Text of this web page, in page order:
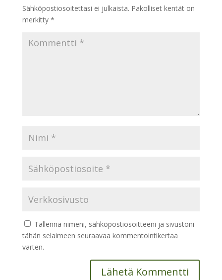
Sähköpostiosoitettasi ei julkaista. Pakolliset kentät on
merkitty *
Tallenna nimeni, sähköpostiosoitteeni ja sivustoni
tähän selaimeen seuraavaa kommentointikertaa
varten.